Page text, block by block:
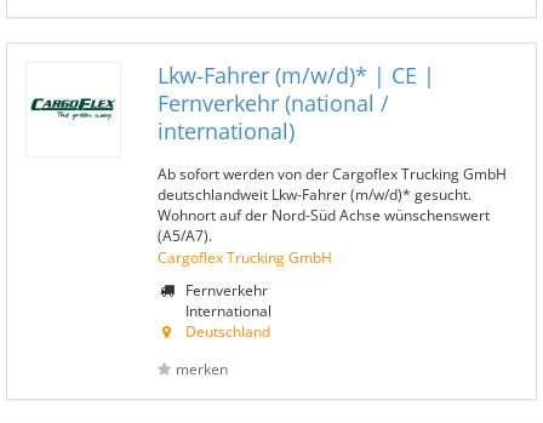
Lkw-Fahrer (m/w/d)* | CE |
Fernverkehr (national /
international)
Ab sofort werden von der Cargoflex Trucking GmbH
deutschlandweit Lkw-Fahrer (m/w/d)* gesucht.
Wohnort auf der Nord-Süd Achse wünschenswert
(A5/A7).
Cargoflex Trucking GmbH
Fernverkehr
International
Deutschland
merken